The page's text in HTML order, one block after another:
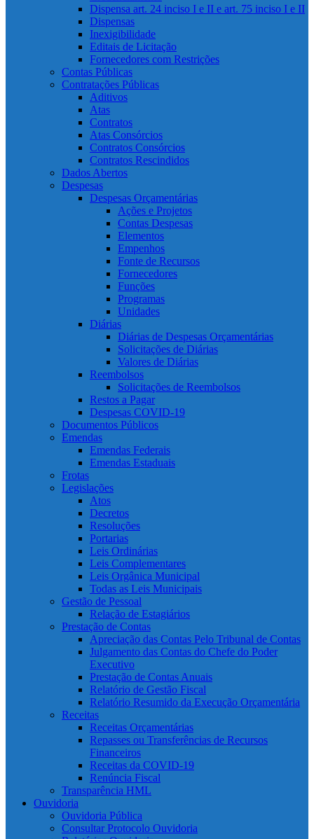
Dispensa art. 24 inciso I e II e art. 75 inciso I e II
Dispensas
Inexigibilidade
Editais de Licitação
Fornecedores com Restrições
Contas Públicas
Contratações Públicas
Aditivos
Atas
Contratos
Atas Consórcios
Contratos Consórcios
Contratos Rescindidos
Dados Abertos
Despesas
Despesas Orçamentárias
Ações e Projetos
Contas Despesas
Elementos
Empenhos
Fonte de Recursos
Fornecedores
Funções
Programas
Unidades
Diárias
Diárias de Despesas Orçamentárias
Solicitações de Diárias
Valores de Diárias
Reembolsos
Solicitações de Reembolsos
Restos a Pagar
Despesas COVID-19
Documentos Públicos
Emendas
Emendas Federais
Emendas Estaduais
Frotas
Legislações
Atos
Decretos
Resoluções
Portarias
Leis Ordinárias
Leis Complementares
Leis Orgânica Municipal
Todas as Leis Municipais
Gestão de Pessoal
Relação de Estagiários
Prestação de Contas
Apreciação das Contas Pelo Tribunal de Contas
Julgamento das Contas do Chefe do Poder
Executivo
Prestação de Contas Anuais
Relatório de Gestão Fiscal
Relatório Resumido da Execução Orçamentária
Receitas
Receitas Orçamentárias
Repasses ou Transferências de Recursos
Financeiros
Receitas da COVID-19
Renúncia Fiscal
Transparência HML
Ouvidoria
Ouvidoria Pública
Consultar Protocolo Ouvidoria